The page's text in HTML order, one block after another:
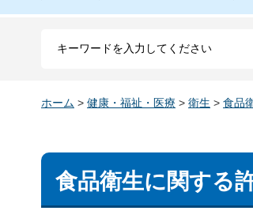
ホーム > 健康・福祉・医療 > 衛生 > 食品
食品衛生に関する